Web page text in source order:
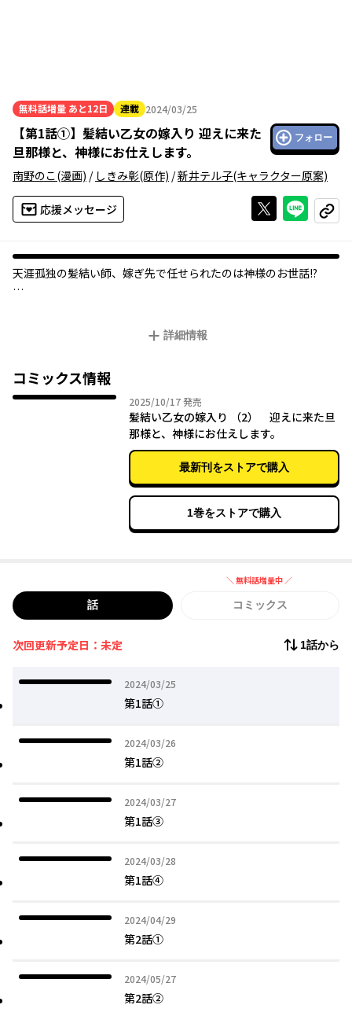
無料話増量 あと12日 連載 2024/03/25
2024年03月25日
【第1話①】 髪結い乙女の嫁入り 迎えに来た
旦那様と、神様にお仕えします。
フォロー
南野のこ(漫画) / しきみ彰(原作) /新井テル子(キャラクター原案)
応援メッセージ Xで投稿する
ライン
コピー
天涯孤独の髪結い師、嫁ぎ先で任せられたのは――神様のお世話!?
は、亡き母が結んだ婚姻契約を持つ男、斎。彼に従い嫁いだ先
お仕事に奮闘する和風嫁入りファンタジー！
詳細情報
コミックス情報
2025/10/172025年10月17日
発売
髪結い乙女の嫁入り （2） 迎えに来た旦
那様と、神様にお仕えします。
最新刊をストアで購入
1巻をストアで購入
＼ 無料話増量中 ／
話 無料話増量中
コミックス
次回更新予定日：未定 1話から
2024/03/25
2024年03月25日
第1話①
2024/03/26
2024年03月26日
第1話②
2024/03/27
2024年03月27日
第1話③
2024/03/28
2024年03月28日
第1話④
2024/04/29
2024年04月29日
第2話①
2024/05/27
2024年05月27日
第2話②